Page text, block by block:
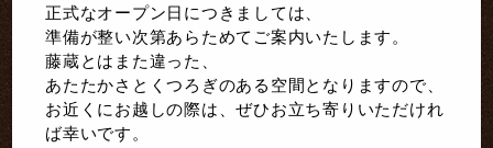
正式なオープン日につきましては、
準備が整い次第あらためてご案内いたします。
藤蔵とはまた違った、
あたたかさとくつろぎのある空間となりますので、
お近くにお越しの際は、ぜひお立ち寄りいただけれ
ば幸いです。